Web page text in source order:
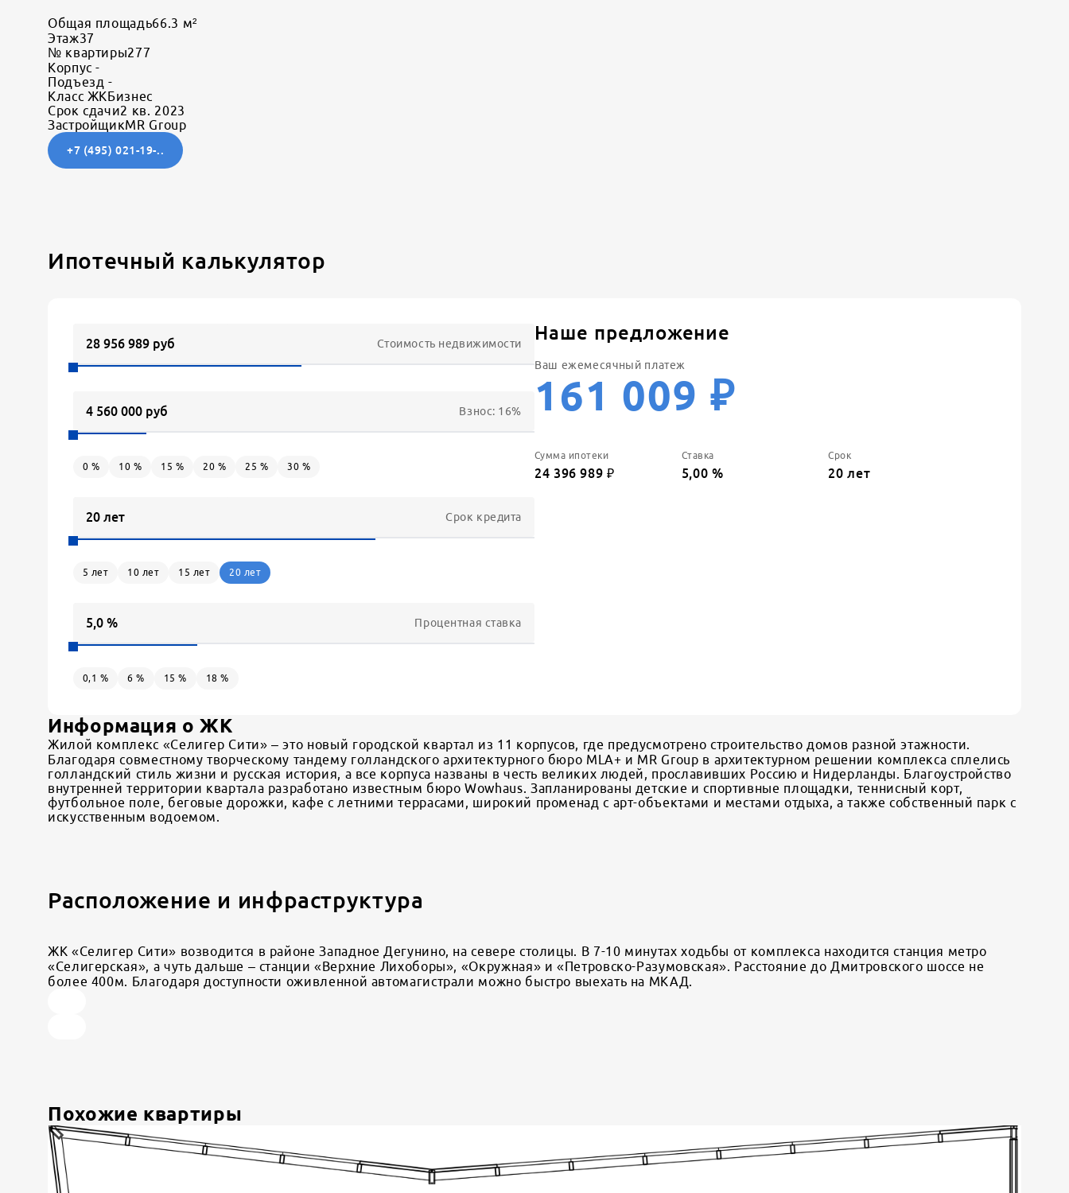
Общая площадь66.3 м²
Этаж37
№ квартиры277
Корпус -
Подъезд -
Класс ЖКБизнес
Срок сдачи2 кв. 2023
ЗастройщикMR Group
+7 (495) 021-19-..
Ипотечный калькулятор
Стоимость недвижимости
Взнос: 16%
0 % 10 % 15 % 20 % 25 % 30 %
Срок кредита
5 лет 10 лет 15 лет 20 лет
Процентная ставка
0,1 % 6 % 15 % 18 %
Наше предложение
Ваш ежемесячный платеж
161 009 ₽
Сумма ипотеки
24 396 989 ₽
Ставка
5,00 %
Срок
20 лет
Информация о ЖК
Жилой комплекс «Селигер Сити» – это новый городской квартал из 11 корпусов, где предусмотрено строительство домов разной этажности.
Благодаря совместному творческому тандему голландского архитектурного бюро MLA+ и MR Group в архитектурном решении комплекса сплелись
голландский стиль жизни и русская история, а все корпуса названы в честь великих людей, прославивших Россию и Нидерланды. Благоустройство
внутренней территории квартала разработано известным бюро Wowhaus. Запланированы детские и спортивные площадки, теннисный корт,
футбольное поле, беговые дорожки, кафе с летними террасами, широкий променад с арт-объектами и местами отдыха, а также собственный парк с
искусственным водоемом.
Расположение и инфраструктура
ЖК «Селигер Сити» возводится в районе Западное Дегунино, на севере столицы. В 7-10 минутах ходьбы от комплекса находится станция метро
«Селигерская», а чуть дальше – станции «Верхние Лихоборы», «Окружная» и «Петровско-Разумовская». Расстояние до Дмитровского шоссе не
более 400м. Благодаря доступности оживленной автомагистрали можно быстро выехать на МКАД.
Похожие квартиры